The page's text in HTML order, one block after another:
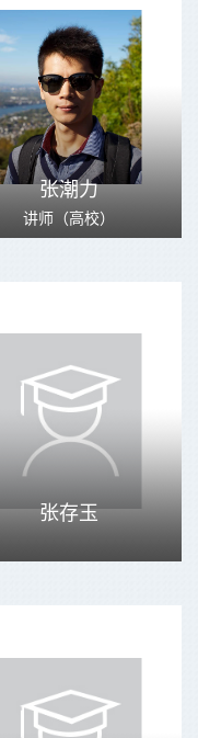
张潮力
讲师（高校）
张存玉